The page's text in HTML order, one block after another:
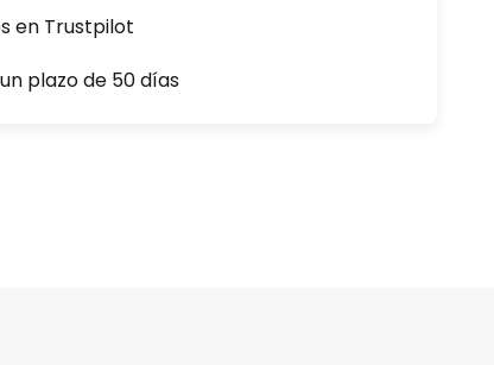
en Trustpilot
plazo de 50 días